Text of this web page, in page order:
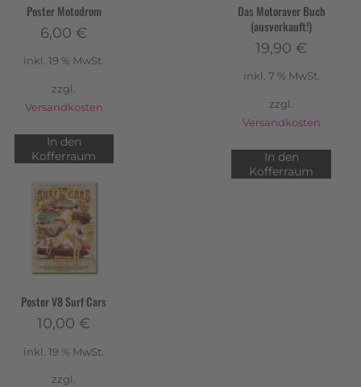
Poster Motodrom
6,00 €
inkl. 19 % MwSt.
zzgl.
Versandkosten
In den
Kofferraum
Das Motoraver Buch
(ausverkauft!)
19,90 €
inkl. 7 % MwSt.
zzgl.
Versandkosten
In den
Kofferraum
Poster V8 Surf Cars
10,00 €
inkl. 19 % MwSt.
zzgl.